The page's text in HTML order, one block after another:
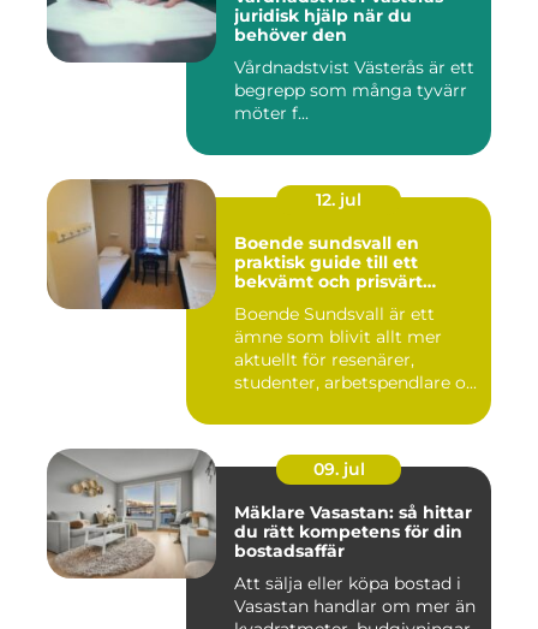
juridisk hjälp när du
behöver den
Vårdnadstvist Västerås är ett
begrepp som många tyvärr
möter f...
12. jul
Boende sundsvall en
praktisk guide till ett
bekvämt och prisvärt
Boende Sundsvall är ett
ämne som blivit allt mer
aktuellt för resenärer,
studenter, arbetspendlare o...
09. jul
Mäklare Vasastan: så hittar
du rätt kompetens för din
bostadsaffär
Att sälja eller köpa bostad i
Vasastan handlar om mer än